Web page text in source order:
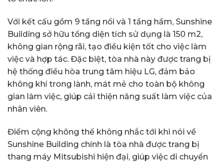
Với kết cấu gồm 9 tầng nổi và 1 tầng hầm, Sunshine
Building sở hữu tổng diện tích sử dụng là 150 m2,
không gian rộng rãi, tạo điều kiện tốt cho việc làm
việc và hợp tác. Đặc biệt, tòa nhà này được trang bị
hệ thống điều hòa trung tâm hiệu LG, đảm bảo
không khí trong lành, mát mẻ cho toàn bộ không
gian làm việc, giúp cải thiện năng suất làm việc của
nhân viên.
Điểm cộng không thể không nhắc tới khi nói về
Sunshine Building chính là tòa nhà được trang bị
thang máy Mitsubishi hiện đại, giúp việc di chuyển